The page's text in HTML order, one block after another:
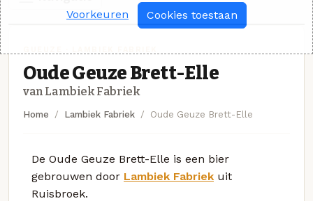
Oude Geuze Brett-Elle
van Lambiek Fabriek
Home Lambiek Fabriek Oude Geuze Brett-Elle
De Oude Geuze Brett-Elle is een bier
gebrouwen door Lambiek Fabriek uit
Ruisbroek.
Voorkeuren Cookies toestaan